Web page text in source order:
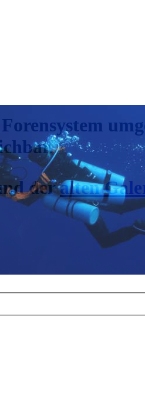
deralten